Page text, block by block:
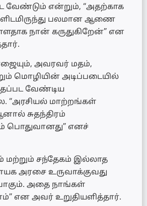
வேண்டும் என்றும், “அதற்காக
பலமான ஆணை
நான் கருதுகிறேன்” என
அவரவர் மதம்,
மொழியின் அடிப்படையில்
வேண்டிய
“அரசியல் மாற்றங்கள்
சுதந்திரம்
பொதுவானது” எனச்
மற்றும் சந்தேகம் இல்லாத
அரசை உருவாக்குவது
அதை நாங்கள்
என அவர் உறுதியளித்தார்.